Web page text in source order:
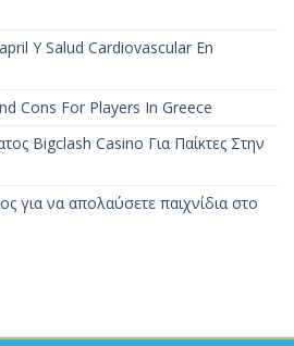
Y Salud Cardiovascular En
Cons For Players In Greece
Bigclash Casino Για Παίκτες Στην
για να απολαύσετε παιχνίδια στο